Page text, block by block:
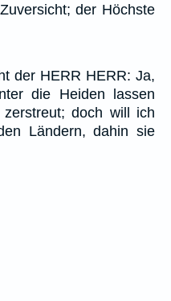
der Höchste
der HERR HERR: Ja,
die Heiden lassen
doch will ich
Ländern, dahin sie